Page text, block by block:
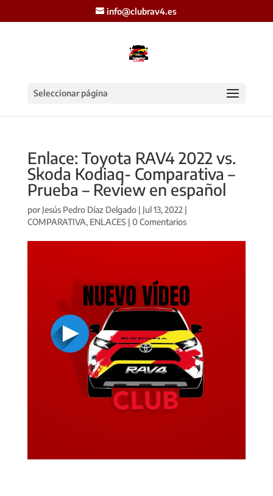
info@clubrav4.es
Seleccionar página
Enlace: Toyota RAV4 2022 vs.
Skoda Kodiaq- Comparativa –
Prueba – Review en español
por Jesús Pedro Díaz Delgado| Jul 13, 2022|
COMPARATIVA, ENLACES | 0 Comentarios